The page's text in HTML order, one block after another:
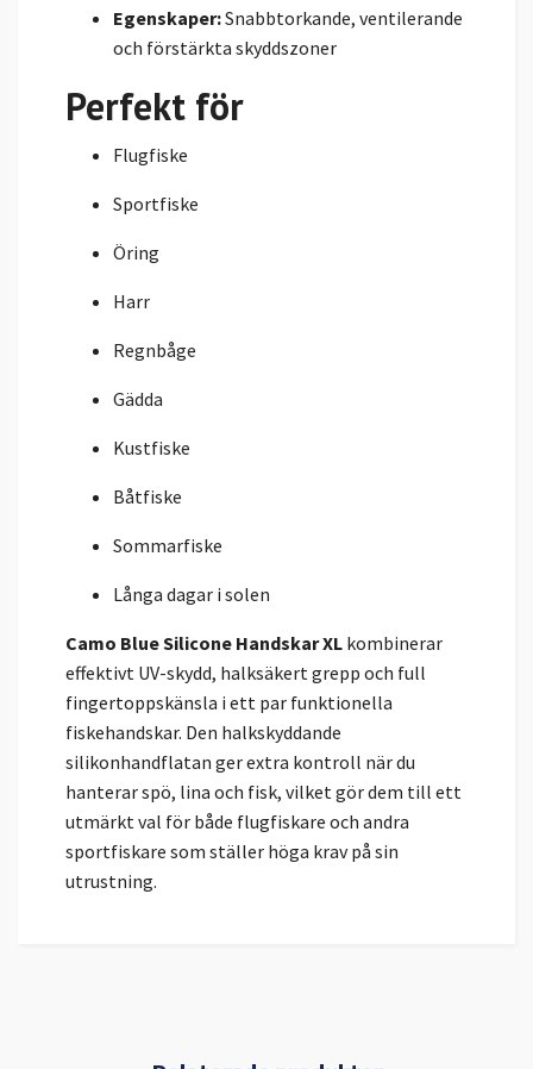
Egenskaper:Snabbtorkande, ventilerande
och förstärkta skyddszoner
Perfekt för
Flugfiske
Sportfiske
Öring
Harr
Regnbåge
Gädda
Kustfiske
Båtfiske
Sommarfiske
Långa dagar i solen
Camo Blue Silicone Handskar XL kombinerar
effektivt UV-skydd, halksäkert grepp och full
fingertoppskänsla i ett par funktionella
fiskehandskar. Den halkskyddande
silikonhandflatan ger extra kontroll när du
hanterar spö, lina och fisk, vilket gör dem till ett
utmärkt val för både flugfiskare och andra
sportfiskare som ställer höga krav på sin
utrustning.